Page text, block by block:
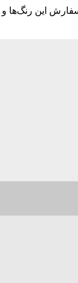
این رنگ‌ها و